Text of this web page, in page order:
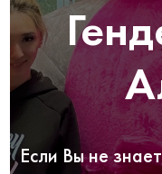
Если Вы не